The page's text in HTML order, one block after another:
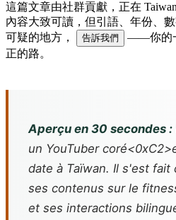
這篇文章由社群貢獻，正在
內容大致可讀，但引語、年份、
可疑的地方，
告訴我們
——你的
正的路。
Aperçu en 30 secondes :
un YouTuber
date à Taïwan. Il s'est fait
ses contenus sur le
et ses interactions